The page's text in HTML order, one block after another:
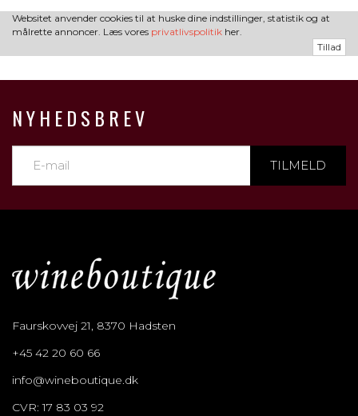
Websitet anvender cookies til at huske dine indstillinger, statistik og at
målrette annoncer. Læs vores privatlivspolitik her.
Tillad
NYHEDSBREV
TILMELD
Faurskovvej 21, 8370 Hadsten
+45 42 20 60 66
info@wineboutique.dk
CVR: 17 83 03 92